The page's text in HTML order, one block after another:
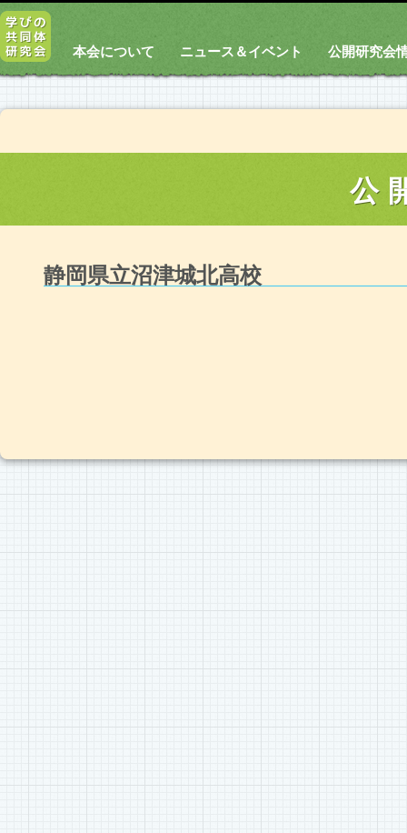
本会について ニュース＆イベント 公開研究会
公
静岡県立沼津城北高校